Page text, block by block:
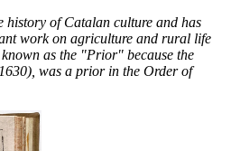
of Catalan culture and has
work on agriculture and rural life
as the "Prior" because the
was a prior in the Order of